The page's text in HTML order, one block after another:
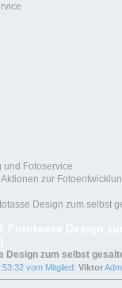
und Fotoservice
zur
Design zum selbst
Design zum selbst
vom Mitglied: Viktor